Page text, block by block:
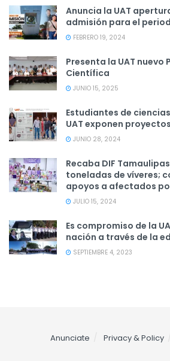
Anuncia la UAT
admisión para el
FEBRERO 19, 2024
Presenta la UAT
Científica
JUNIO 15, 2025
Estudiantes de
UAT exponen
JUNIO 28, 2024
Recaba DIF
toneladas de víveres;
apoyos a afectados
JULIO 15, 2024
Es compromiso de la
nación a través de la
SEPTIEMBRE 4, 2023
Anunciate Privacy & Policy